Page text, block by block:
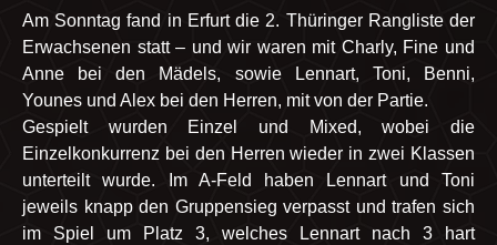
Am Sonntag fand in Erfurt die 2. Thüringer Rangliste der
Erwachsenen statt – und wir waren mit Charly, Fine und
Anne bei den Mädels, sowie Lennart, Toni, Benni,
Younes und Alex bei den Herren, mit von der Partie.
Gespielt wurden Einzel und Mixed, wobei die
Einzelkonkurrenz bei den Herren wieder in zwei Klassen
unterteilt wurde. Im A-Feld haben Lennart und Toni
jeweils knapp den Gruppensieg verpasst und trafen sich
im Spiel um Platz 3, welches Lennart nach 3 hart